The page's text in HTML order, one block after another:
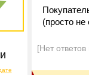
(просто
[Нет